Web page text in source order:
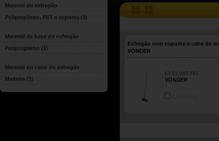
Material do esfregão
Polipropileno, PET e espuma (1)
Material da base do esfregão
Polipropileno (1)
Material do cabo do esfregão
Madeira (1)
Esfregão com espuma e cabo de
VONDER
63.61.003.391
VONDER